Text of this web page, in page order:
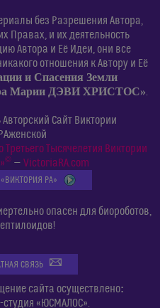
без Разрешения Автора,
Правах, и их деятельность
Автора и Её Идеи, они все
отношения к Автору и Её
и Спасения Земли
Марии ДЭВИ ХРИСТОС».
Сайт Виктории
Тысячелетия Виктории
©— VictoriaRA.com
РА»
опасен для биороботов,
СВЯЗЬ
сайта осуществлено:
«ЮСМАЛОС».